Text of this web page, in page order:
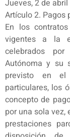
Jueves, 2 de
Artículo 2. Pagos
En los
vigentes a la
celebrados
Autónoma y su
previsto en el
particulares, los
concepto de
por una sola
prestaciones